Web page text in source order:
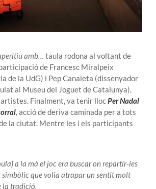
amb…
taula rodona al voltant de
de Francesc Miralpeix
de la UdG) i Pep Canaleta (dissenyador
al Museu del Joguet de Catalunya),
Finalment, va tenir llocPer Nadal
acció de deriva caminada per a tots
la ciutat. Mentre les i els participants
a la mà el joc era buscar on repartir-les
simbòlicque volia atrapar un sentit molt
la tradició.